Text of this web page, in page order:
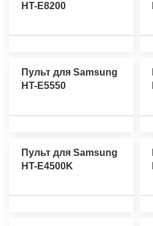
HT-E8200
Пульт для Samsung
HT-E5550
Пульт для Samsung
HT-E4500K